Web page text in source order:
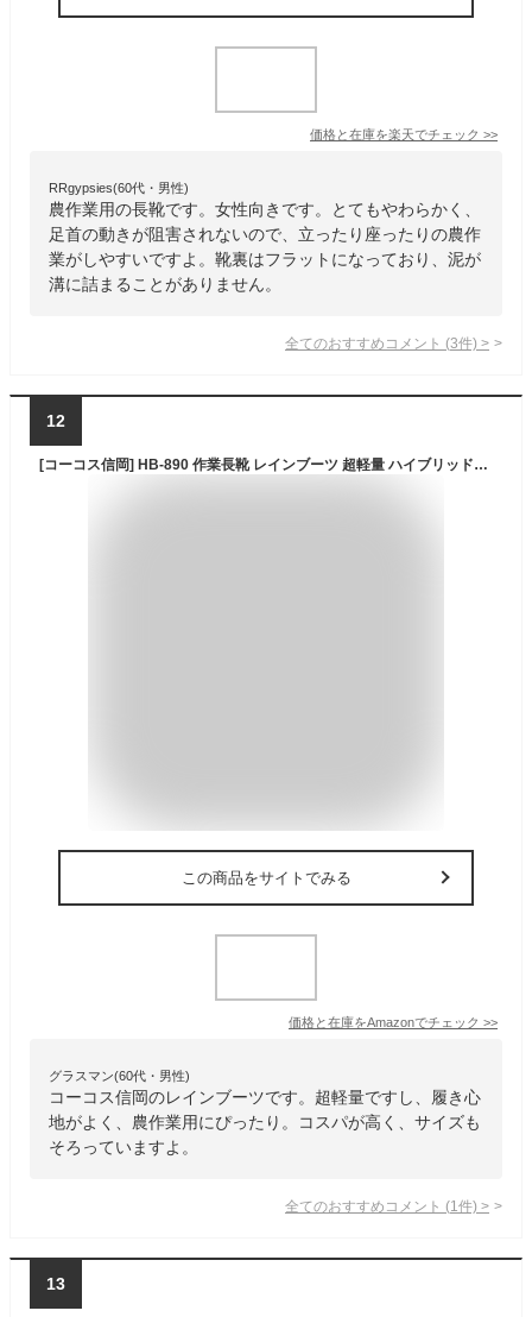
価格と在庫を楽天でチェック >>
RRgypsies(60代・男性)
農作業用の長靴です。女性向きです。とてもやわらかく、
足首の動きが阻害されないので、立ったり座ったりの農作
業がしやすいですよ。靴裏はフラットになっており、泥が
溝に詰まることがありません。
全てのおすすめコメント (3件) >
12
[コーコス信岡] HB-890 作業長靴 レインブーツ 超軽量 ハイブリッドEVA 男女兼用 ジプロア グリーン S/M/L表示 L(25.5~26.0 cm)
この商品をサイトでみる
価格と在庫をAmazonでチェック >>
グラスマン(60代・男性)
コーコス信岡のレインブーツです。超軽量ですし、履き心
地がよく、農作業用にぴったり。コスパが高く、サイズも
そろっていますよ。
全てのおすすめコメント (1 件) >
13